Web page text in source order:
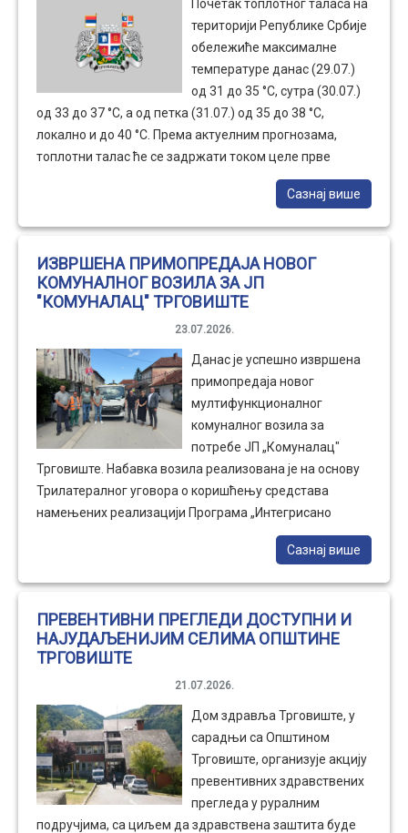
ИЗВРШЕНА ПРИМОПРЕДАЈА НОВОГ КОМУНАЛНОГ ВОЗИЛА ЗА
ЈП "КОМУНАЛАЦ" ТРГОВИШТЕ
ПРЕВЕНТИВНИ ПРЕГЛЕДИ ДОСТУПНИ И НАЈУДАЉЕНИЈИМ
СЕЛИМА ОПШТИНЕ ТРГОВИШТЕ
keyboard_arrow_rightПројекат: "ДО СВАКЕ КУЋЕ - ДО СВАКОГ ЖИВОТА!"
Правовремена помоћ за свако планинско домаћинство
Почетак топлотног таласа на
територији Републике Србије
обележиће максималне
температуре данас (29.07.)
од 31 до 35 °С, сутра (30.07.)
од 33 до 37 °С, а од петка (31.07.) од 35 до 38 °С,
локално и до 40 °С. Према актуелним прогнозама,
топлотни талас ће се задржати током целе прве
декаде августа, а најизраженији ће бити у периоду од
5. до 8. августа, када се у већини места очекујуСазнај више
ИЗВРШЕНА ПРИМОПРЕДАЈА НОВОГ
КОМУНАЛНОГ ВОЗИЛА ЗА ЈП
"КОМУНАЛАЦ" ТРГОВИШТЕ
23.07.2026.
Данас је успешно извршена
примопредаја новог
мултифункционалног
комуналног возила за
потребе ЈП „Комуналац"
Трговиште. Набавка возила реализована је на основу
Трилатералног уговора о коришћењу средстава
намењених реализацији Програма „Интегрисано
управљање чврстим отпадом – Фаза I", закљученог
између Републике Србије, коју у име Владе Републике
инфраструктуре, ЈП „Комуналац" Трговиште и Општине
Трговиште.
Сазнај више
ПРЕВЕНТИВНИ ПРЕГЛЕДИ ДОСТУПНИ И
НАЈУДАЉЕНИЈИМ СЕЛИМА ОПШТИНЕ
ТРГОВИШТЕ
21.07.2026.
Дом здравља Трговиште, у
сарадњи са Општином
Трговиште, организује акцију
превентивних здравствених
прегледа у руралним
подручјима, са циљем да здравствена заштита буде